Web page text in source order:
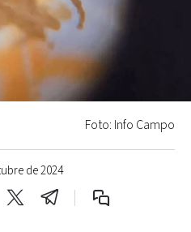
de 2024
Foto: Info Campo